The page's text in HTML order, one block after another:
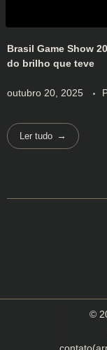
Brasil Game Show
do brilho que teve
outubro 20, 2025
Ler tudo
©